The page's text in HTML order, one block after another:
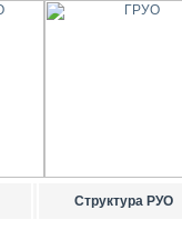
Структура РУО